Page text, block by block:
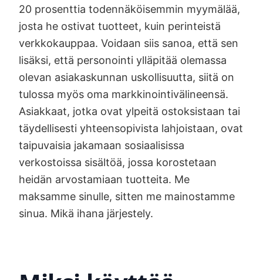
20 prosenttia todennäköisemmin myymälää,
josta he ostivat tuotteet, kuin perinteistä
verkkokauppaa. Voidaan siis sanoa, että sen
lisäksi, että personointi ylläpitää olemassa
olevan asiakaskunnan uskollisuutta, siitä on
tulossa myös oma markkinointivälineensä.
Asiakkaat, jotka ovat ylpeitä ostoksistaan tai
täydellisesti yhteensopivista lahjoistaan, ovat
taipuvaisia jakamaan sosiaalisissa
verkostoissa sisältöä, jossa korostetaan
heidän arvostamiaan tuotteita. Me
maksamme sinulle, sitten me mainostamme
sinua. Mikä ihana järjestely.